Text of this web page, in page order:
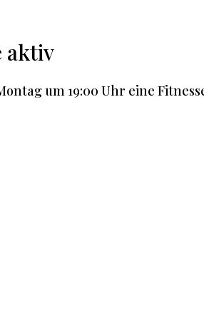
aktiv
um 19:00 Uhr eine